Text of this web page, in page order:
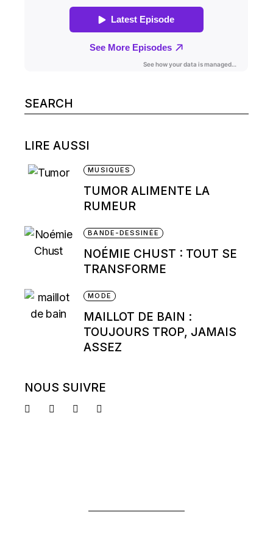
Search
for:
LIRE AUSSI
MUSIQUES
TUMOR ALIMENTE LA
RUMEUR
BANDE-DESSINÉE
NOÉMIE CHUST : TOUT SE
TRANSFORME
MODE
MAILLOT DE BAIN :
TOUJOURS TROP, JAMAIS
ASSEZ
NOUS SUIVRE